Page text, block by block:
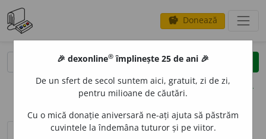
savings Donează
clear
opțiuni
definiții (1)
🎉 dexonline® împlinește 25 de ani 🎉
De un sfert de secol suntem aici, gratuit, zi de zi,
pentru milioane de căutări.
Cu o mică donație aniversară ne-ați ajuta să păstrăm
cuvintele la îndemâna tuturor și pe viitor.